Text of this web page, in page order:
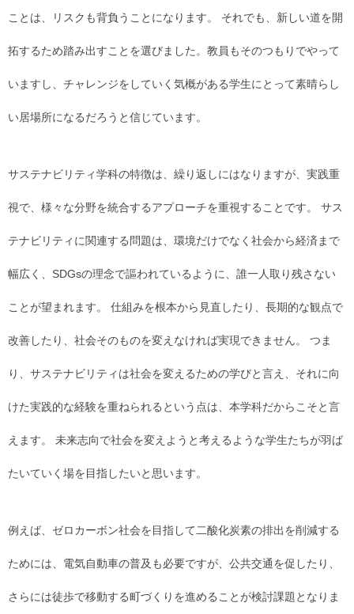
ことは、リスクも背負うことになります。 それでも、新しい道を開
拓するため踏み出すことを選びました。教員もそのつもりでやって
いますし、チャレンジをしていく気概がある学生にとって素晴らし
い居場所になるだろうと信じています。
サステナビリティ学科の特徴は、繰り返しにはなりますが、実践重
視で、様々な分野を統合するアプローチを重視することです。 サス
テナビリティに関連する問題は、環境だけでなく社会から経済まで
幅広く、SDGsの理念で謳われているように、誰一人取り残さない
ことが望まれます。 仕組みを根本から見直したり、長期的な観点で
改善したり、社会そのものを変えなければ実現できません。 つま
り、サステナビリティは社会を変えるための学びと言え、それに向
けた実践的な経験を重ねられるという点は、本学科だからこそと言
えます。 未来志向で社会を変えようと考えるような学生たちが羽ば
たいていく場を目指したいと思います。
例えば、ゼロカーボン社会を目指して二酸化炭素の排出を削減する
ためには、電気自動車の普及も必要ですが、公共交通を促したり、
さらには徒歩で移動する町づくりを進めることが検討課題となりま